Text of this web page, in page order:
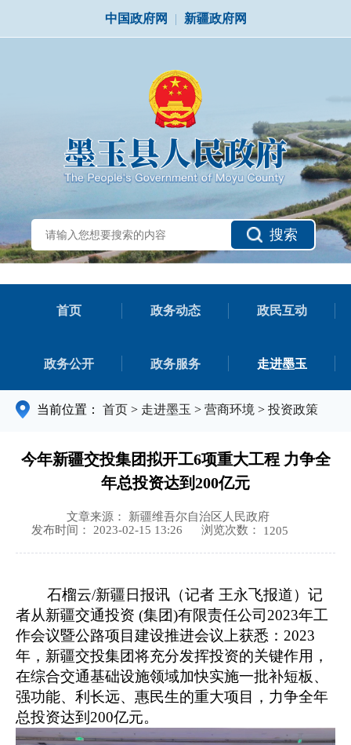
中国政府网 | 新疆政府网
搜索
首页 政务动态 政民互动
政务公开 政务服务 走进墨玉
当前位置： 首页 > 走进墨玉 > 营商环境 > 投资政策
今年新疆交投集团拟开工6项重大工程 力争全
年总投资达到200亿元
文章来源： 新疆维吾尔自治区人民政府
发布时间： 2023-02-15 13:26
浏览次数： 1205
石榴云/新疆日报讯（记者 王永飞报道）记
者从新疆交通投资 (集团)有限责任公司2023年工
作会议暨公路项目建设推进会议上获悉：2023
年，新疆交投集团将充分发挥投资的关键作用，
在综合交通基础设施领域加快实施一批补短板、
强功能、利长远、惠民生的重大项目，力争全年
总投资达到200亿元。